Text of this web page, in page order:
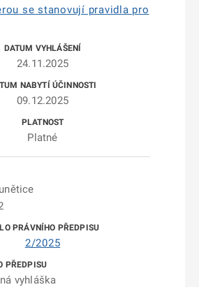
se stanovují pravidla pro
24.11.2025
09.12.2025
Platné
2/2025
vyhláška